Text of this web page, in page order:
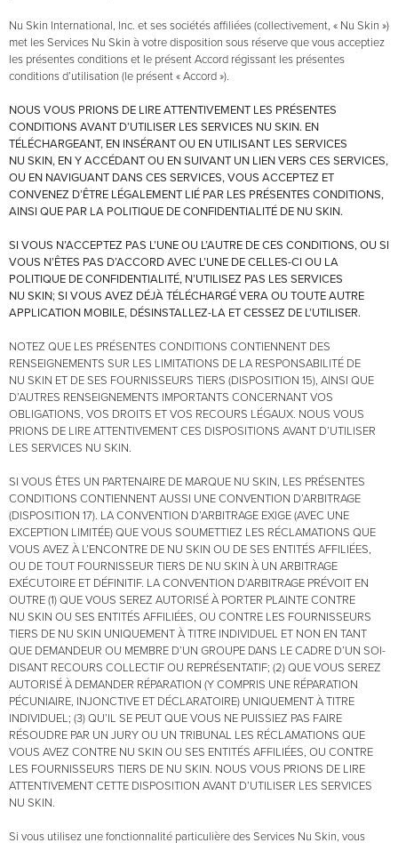
Nu Skin International, Inc. et ses sociétés affiliées (collectivement, « Nu Skin »)
met les Services Nu Skin à votre disposition sous réserve que vous acceptiez
les présentes conditions et le présent Accord régissant les présentes
conditions d’utilisation (le présent « Accord »).
NOUS VOUS PRIONS DE LIRE ATTENTIVEMENT LES PRÉSENTES
CONDITIONS AVANT D’UTILISER LES SERVICES NU SKIN. EN
TÉLÉCHARGEANT, EN INSÉRANT OU EN UTILISANT LES SERVICES
NU SKIN, EN Y ACCÉDANT OU EN SUIVANT UN LIEN VERS CES SERVICES,
OU EN NAVIGUANT DANS CES SERVICES, VOUS ACCEPTEZ ET
CONVENEZ D’ÊTRE LÉGALEMENT LIÉ PAR LES PRÉSENTES CONDITIONS,
AINSI QUE PAR LA POLITIQUE DE CONFIDENTIALITÉ DE NU SKIN.
SI VOUS N’ACCEPTEZ PAS L’UNE OU L’AUTRE DE CES CONDITIONS, OU SI
VOUS N’ÊTES PAS D’ACCORD AVEC L’UNE DE CELLES-CI OU LA
POLITIQUE DE CONFIDENTIALITÉ, N’UTILISEZ PAS LES SERVICES
NU SKIN; SI VOUS AVEZ DÉJÀ TÉLÉCHARGÉ VERA OU TOUTE AUTRE
APPLICATION MOBILE, DÉSINSTALLEZ-LA ET CESSEZ DE L’UTILISER.
NOTEZ QUE LES PRÉSENTES CONDITIONS CONTIENNENT DES
RENSEIGNEMENTS SUR LES LIMITATIONS DE LA RESPONSABILITÉ DE
NU SKIN ET DE SES FOURNISSEURS TIERS (DISPOSITION 15), AINSI QUE
D’AUTRES RENSEIGNEMENTS IMPORTANTS CONCERNANT VOS
OBLIGATIONS, VOS DROITS ET VOS RECOURS LÉGAUX. NOUS VOUS
PRIONS DE LIRE ATTENTIVEMENT CES DISPOSITIONS AVANT D’UTILISER
LES SERVICES NU SKIN.
SI VOUS ÊTES UN PARTENAIRE DE MARQUE NU SKIN, LES PRÉSENTES
CONDITIONS CONTIENNENT AUSSI UNE CONVENTION D’ARBITRAGE
(DISPOSITION 17). LA CONVENTION D’ARBITRAGE EXIGE (AVEC UNE
EXCEPTION LIMITÉE) QUE VOUS SOUMETTIEZ LES RÉCLAMATIONS QUE
VOUS AVEZ À L’ENCONTRE DE NU SKIN OU DE SES ENTITÉS AFFILIÉES,
OU DE TOUT FOURNISSEUR TIERS DE NU SKIN À UN ARBITRAGE
EXÉCUTOIRE ET DÉFINITIF. LA CONVENTION D’ARBITRAGE PRÉVOIT EN
OUTRE (1) QUE VOUS SEREZ AUTORISÉ À PORTER PLAINTE CONTRE
NU SKIN OU SES ENTITÉS AFFILIÉES, OU CONTRE LES FOURNISSEURS
TIERS DE NU SKIN UNIQUEMENT À TITRE INDIVIDUEL ET NON EN TANT
QUE DEMANDEUR OU MEMBRE D’UN GROUPE DANS LE CADRE D’UN SOI-
DISANT RECOURS COLLECTIF OU REPRÉSENTATIF; (2) QUE VOUS SEREZ
AUTORISÉ À DEMANDER RÉPARATION (Y COMPRIS UNE RÉPARATION
PÉCUNIAIRE, INJONCTIVE ET DÉCLARATOIRE) UNIQUEMENT À TITRE
INDIVIDUEL; (3) QU’IL SE PEUT QUE VOUS NE PUISSIEZ PAS FAIRE
RÉSOUDRE PAR UN JURY OU UN TRIBUNAL LES RÉCLAMATIONS QUE
VOUS AVEZ CONTRE NU SKIN OU SES ENTITÉS AFFILIÉES, OU CONTRE
LES FOURNISSEURS TIERS DE NU SKIN. NOUS VOUS PRIONS DE LIRE
ATTENTIVEMENT CETTE DISPOSITION AVANT D’UTILISER LES SERVICES
NU SKIN.
Si vous utilisez une fonctionnalité particulière des Services Nu Skin, vous